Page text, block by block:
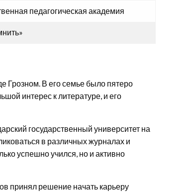
педагогическая академия
Грозном. В его семье было пятеро
интерес к литературе, и его
государственный университет на
в различных журналах и
успешно учился, но и активно
принял решение начать карьеру